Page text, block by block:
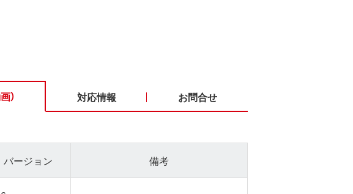
） 対応情報 お問合せ
バージョン 備考